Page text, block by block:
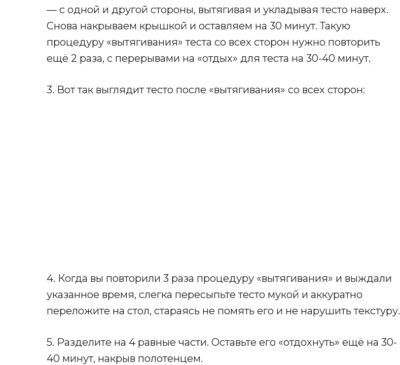
— с одной и другой стороны, вытягивая и укладывая тесто наверх.
Снова накрываем крышкой и оставляем на 30 минут. Такую
процедуру «вытягивания» теста со всех сторон нужно повторить
ещё 2 раза, с перерывами на «отдых» для теста на 30-40 минут.
3. Вот так выглядит тесто после «вытягивания» со всех сторон:
4. Когда вы повторили 3 раза процедуру «вытягивания» и выждали
указанное время, слегка пересыпьте тесто мукой и аккуратно
переложите на стол, стараясь не помять его и не нарушить текстуру.
5. Разделите на 4 равные части. Оставьте его «отдохнуть» ещё на 30-
40 минут, накрыв полотенцем.